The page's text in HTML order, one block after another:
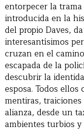
entorpecer la
introducida en la
del propio Daves,
interesantísimos
cruzan en el
escapada de la
descubrir la
esposa. Todos
mentiras,
alianza, desde un
ambientes turbios